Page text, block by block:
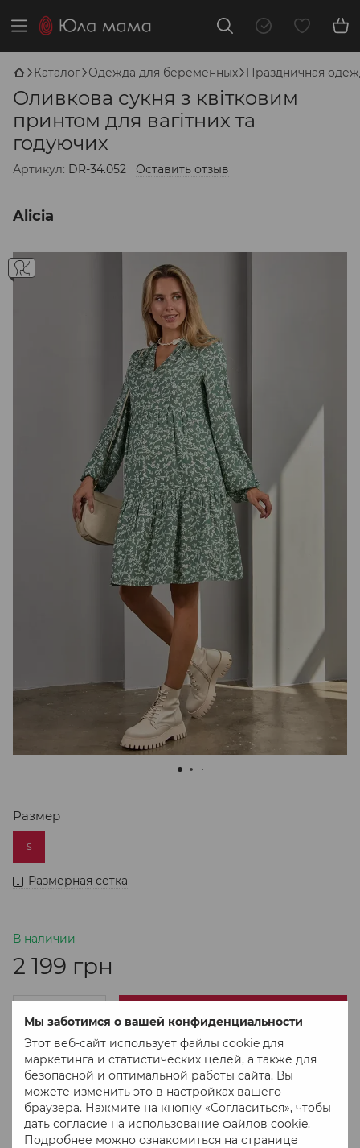
Мы заботимся о вашей конфиденциальности
Этот веб-сайт использует файлы cookie для
маркетинга и статистических целей, а также для
безопасной и оптимальной работы сайта. Вы
можете изменить это в настройках вашего
браузера. Нажмите на кнопку «Согласиться», чтобы
дать согласие на использование файлов cookie.
Подробнее можно ознакомиться на странице
Каталог Одежда для беременных Праздничная
Оливкова сукня з квітковим
принтом для вагітних та
годуючих
Артикул: DR-34.052 Оставить отзыв
Alicia
Размер
S
Размерная сетка
В наличии
2 199 грн
В корзину
Купить в 1 клік
В избранное К сравнению